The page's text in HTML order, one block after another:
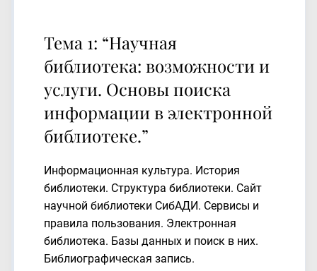
Тема 1: “Научная
библиотека: возможности и
услуги. Основы поиска
информации в электронной
библиотеке.”
Информационная культура. История
библиотеки. Структура библиотеки. Сайт
научной библиотеки СибАДИ. Сервисы и
правила пользования. Электронная
библиотека. Базы данных и поиск в них.
Библиографическая запись.